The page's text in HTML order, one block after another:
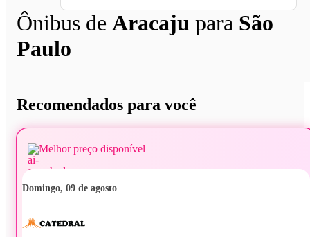
Ônibus de Aracaju para São
Paulo
Recomendados para você
Melhor preço disponível
domingo, 09 de agosto